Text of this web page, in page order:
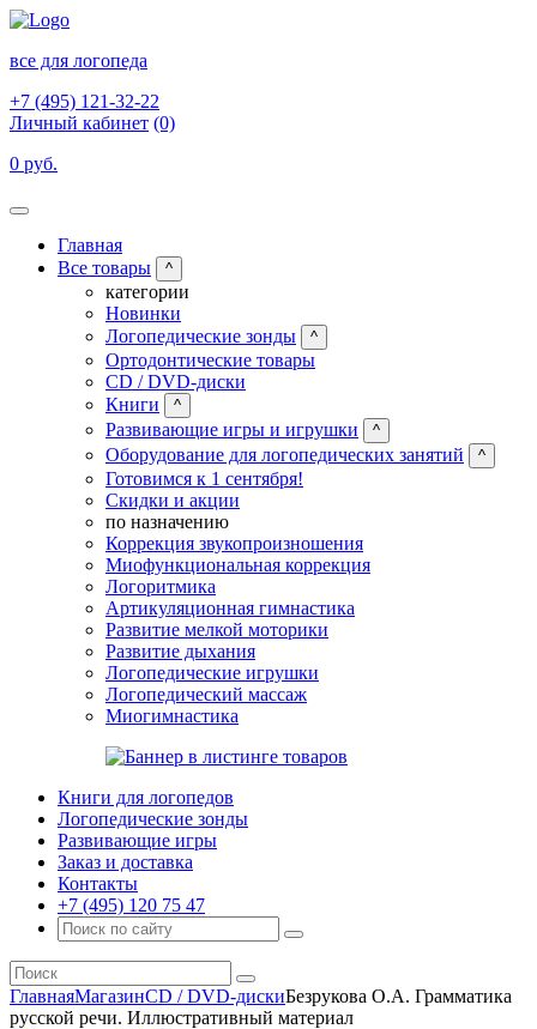
все для логопеда
+7 (495) 121-32-22
Личный кабинет (0)
0 руб.
Главная
Все товары
^
категории
Новинки
Логопедические зонды
^
Ортодонтические товары
CD / DVD-диски
Книги
^
Развивающие игры и игрушки ^
Оборудование для логопедических занятий ^
Готовимся к 1 сентября!
Скидки и акции
по назначению
Коррекция звукопроизношения
Миофункциональная коррекция
Логоритмика
Артикуляционная гимнастика
Развитие мелкой моторики
Развитие дыхания
Логопедические игрушки
Логопедический массаж
Миогимнастика
Книги для логопедов
Логопедические зонды
Развивающие игры
Заказ и доставка
Контакты
+7 (495) 120 75 47
ГлавнаяМагазинCD / DVD-дискиБезрукова О.А. Грамматика
русской речи. Иллюстративный материал